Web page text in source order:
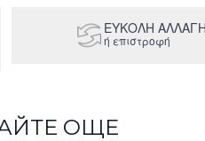
ΕΥΚΟΛΗ ΑΛΛΑΓΗ
ή επιστροφή
ОЩЕ